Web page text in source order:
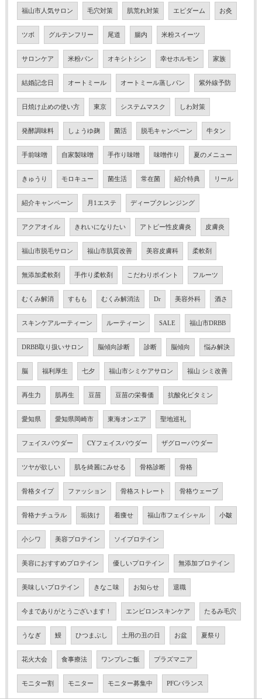
福山市人気サロン 毛穴対策 肌荒れ対策 エピダーム お灸
ツボ グルテンフリー 尾道 腸内 米粉スイーツ
サロンケア 米粉パン オキシトシン 幸せホルモン 家族
結婚記念日 オートミール オートミール蒸しパン 紫外線予防
日焼け止めの使い方 東京 システムマスク しわ対策
発酵調味料 しょうゆ麹 菌活 脱毛キャンペーン 牛タン
手前味噌 自家製味噌 手作り味噌 味噌作り 夏のメニュー
きゅうり モロキュー 菌生活 常在菌 紹介特典 リール
紹介キャンペーン 月1エステ ディープクレンジング
アクアオイル きれいになりたい アトピー性皮膚炎 皮膚炎
福山市脱毛サロン 福山市肌質改善 美容皮膚科 柔軟剤
無添加柔軟剤 手作り柔軟剤 こだわりポイント フルーツ
むくみ解消 すもも むくみ解消法 Dr 美容外科 酒さ
スキンケアルーティーン ルーティーン SALE 福山市DRBB
DRBB取り扱いサロン 脳傾向診断 診断 脳傾向 悩み解決
脳 福利厚生 七夕 福山市シミケアサロン 福山 シミ改善
再生力 肌再生 豆苗 豆苗の栄養価 抗酸化ビタミン
愛知県 愛知県岡崎市 東海オンエア 聖地巡礼
フェイスパウダー CYフェイスパウダー ザグローパウダー
ツヤが欲しい 肌を綺麗にみせる 骨格診断 骨格
骨格タイプ ファッション 骨格ストレート 骨格ウェーブ
骨格ナチュラル 垢抜け 着痩せ 福山市フェイシャル 小皺
小シワ 美容プロテイン ソイプロテイン
美容におすすめプロテイン 優しいプロテイン 無添加プロテイン
美味しいプロテイン きなこ味 お知らせ 退職
今までありがとうございます！ エンビロンスキンケア たるみ毛穴
うなぎ 鰻 ひつまぶし 土用の丑の日 お盆 夏祭り
花火大会 食事療法 ワンプレご飯 プラズマニア
モニター割 モニター モニター募集中 PFCバランス